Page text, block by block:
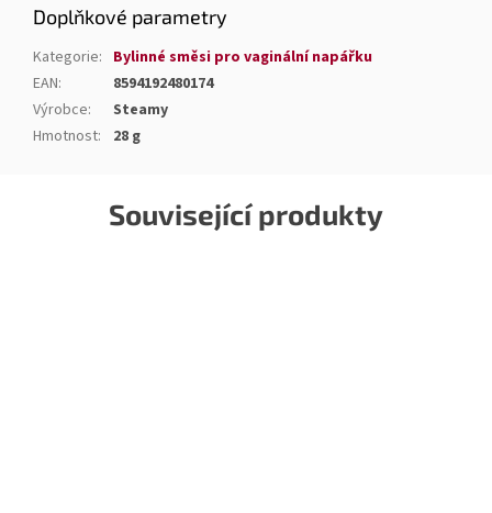
Související produkty
Doplňkové parametry
Kategorie: Bylinné směsi pro vaginální napářku
EAN:
8594192480174
Výrobce:
Steamy
Hmotnost: 28 g